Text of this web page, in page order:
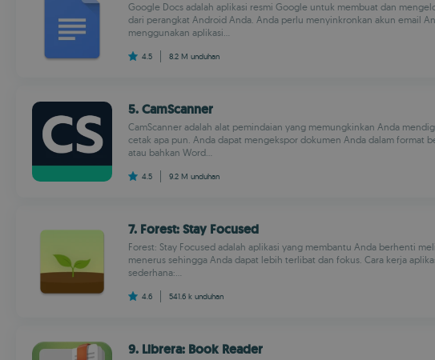
Google Docs adalah aplikasi resmi Google untuk membuat dan
dari perangkat Android Anda. Anda perlu menyinkronkan akun email
menggunakan aplikasi...
4.5 8.2 M unduhan
5. CamScanner
CamScanner adalah alat pemindaian yang memungkinkan Anda
cetak apa pun. Anda dapat mengekspor dokumen Anda dalam format
atau bahkan Word...
4.5 9.2 M unduhan
7. Forest: Stay Focused
Forest: Stay Focused adalah aplikasi yang membantu Anda berhenti
menerus sehingga Anda dapat lebih terlibat dan fokus. Cara kerja
sederhana:...
4.6 541.6 k unduhan
9. Librera: Book Reader